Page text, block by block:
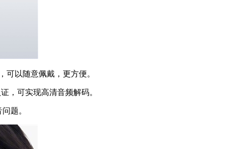
以随意佩戴，更方便。
，可实现高清音频解码。
题。